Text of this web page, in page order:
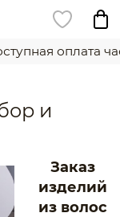
оплата
и
Заказ
изделий
из волос